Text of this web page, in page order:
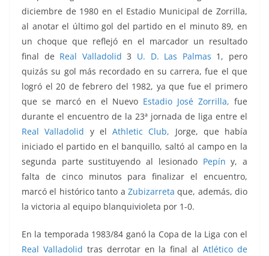
diciembre de 1980 en el Estadio Municipal de Zorrilla,
al anotar el último gol del partido en el minuto 89, en
un choque que reflejó en el marcador un resultado
final de Real Valladolid 3 U. D. Las Palmas 1, pero
quizás su gol más recordado en su carrera, fue el que
logró el 20 de febrero del 1982, ya que fue el primero
que se marcó en el Nuevo Estadio José Zorrilla,fue
durante el encuentro de la 23ª jornada de liga entre el
Real Valladolid y el Athletic Club, Jorge, que había
iniciado el partido en el banquillo, saltó al campo en la
segunda parte sustituyendo al lesionado Pepín y, a
falta de cinco minutos para finalizar el encuentro,
marcó el histórico tanto a Zubizarreta que, además, dio
la victoria al equipo blanquivioleta por 1-0.
En la temporada 1983/84 ganó la Copa de la Liga con el
Real Valladolid tras derrotar en la final alAtlético de